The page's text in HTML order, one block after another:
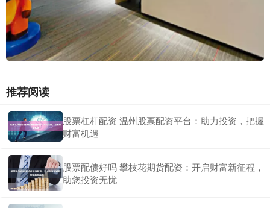
推荐阅读
股票杠杆配资 温州股票配资平台：助力投资，把握
财富机遇
股票配债好吗 攀枝花期货配资：开启财富新征程，
助您投资无忧